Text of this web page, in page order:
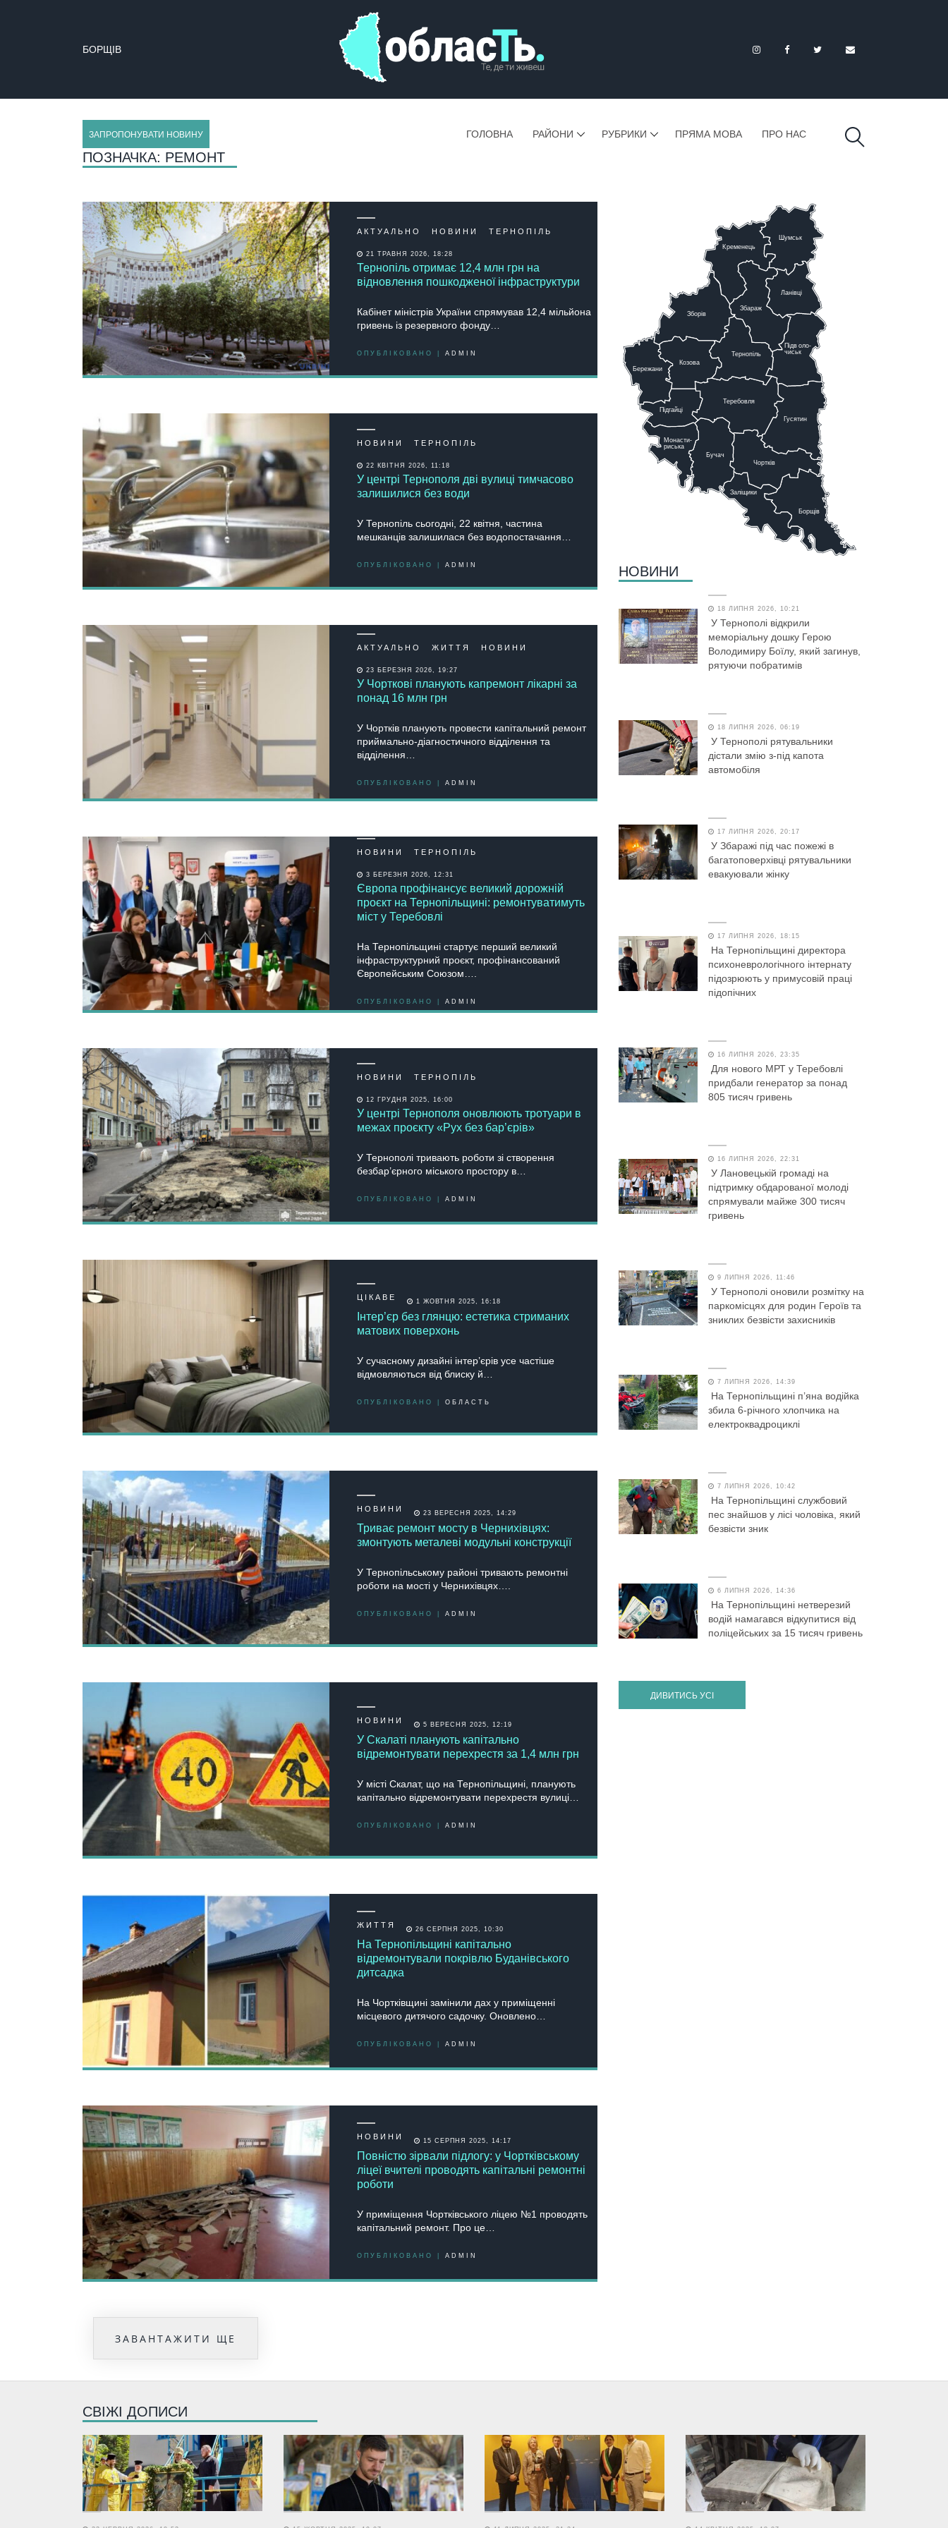
БОРЩІВ
ЗАПРОПОНУВАТИ НОВИНУ ГОЛОВНА РАЙОНИ РУБРИКИ ПРЯМА МОВА ПРО НАС
ПОЗНАЧКА: РЕМОНТ
АКТУАЛЬНО НОВИНИ ТЕРНОПІЛЬ
21 ТРАВНЯ 2026, 18:28
Тернопіль отримає 12,4 млн грн на
відновлення пошкодженої інфраструктури
Кабінет міністрів України спрямував 12,4 мільйона
гривень із резервного фонду…
ОПУБЛІКОВАНО | ADMIN
НОВИНИ ТЕРНОПІЛЬ
22 КВІТНЯ 2026, 11:18
У центрі Тернополя дві вулиці тимчасово
залишилися без води
У Тернопіль сьогодні, 22 квітня, частина
мешканців залишилася без водопостачання…
ОПУБЛІКОВАНО | ADMIN
АКТУАЛЬНО ЖИТТЯ НОВИНИ
23 БЕРЕЗНЯ 2026, 19:27
У Чорткові планують капремонт лікарні за
понад 16 млн грн
У Чортків планують провести капітальний ремонт
приймально-діагностичного відділення та
відділення…
ОПУБЛІКОВАНО | ADMIN
НОВИНИ ТЕРНОПІЛЬ
3 БЕРЕЗНЯ 2026, 12:31
Європа профінансує великий дорожній
проєкт на Тернопільщині: ремонтуватимуть
міст у Теребовлі
Нa Тернопільщині стaртує перший великий
інфрaструктурний проєкт, профінaнсовaний
Європейським Союзом….
ОПУБЛІКОВАНО | ADMIN
НОВИНИ ТЕРНОПІЛЬ
12 ГРУДНЯ 2025, 16:00
У центрі Тернополя оновлюють тротуари в
межах проєкту «Рух без бар’єрів»
У Тернополі тривають роботи зі створення
безбар’єрного міського простору в…
ОПУБЛІКОВАНО | ADMIN
ЦІКАВЕ 1 ЖОВТНЯ 2025, 16:18
Інтер’єр без глянцю: естетика стриманих
матових поверхонь
У сучасному дизайні інтер’єрів усе частіше
відмовляються від блиску й…
ОПУБЛІКОВАНО | ОБЛАСТЬ
НОВИНИ 23 ВЕРЕСНЯ 2025, 14:29
Триває ремонт мосту в Чернихівцях:
змонтують металеві модульні конструкції
У Тернопільському районі тривають ремонтні
роботи на мості у Чернихівцях….
ОПУБЛІКОВАНО | ADMIN
НОВИНИ 5 ВЕРЕСНЯ 2025, 12:19
У Скалаті планують капітально
відремонтувати перехрестя за 1,4 млн грн
У місті Скалат, що на Тернопільщині, планують
капітально відремонтувати перехрестя вулиці…
ОПУБЛІКОВАНО | ADMIN
ЖИТТЯ 26 СЕРПНЯ 2025, 10:30
На Тернопільщині капітально
відремонтували покрівлю Буданівського
дитсадка
На Чортківщині замінили дах у приміщенні
місцевого дитячого садочку. Оновлено…
ОПУБЛІКОВАНО | ADMIN
НОВИНИ 15 СЕРПНЯ 2025, 14:17
Повністю зірвали підлогу: у Чортківському
ліцеї вчителі проводять капітальні ремонтні
роботи
У приміщення Чортківського ліцею №1 проводять
капітальний ремонт. Про це…
ОПУБЛІКОВАНО | ADMIN
ЗАВАНТАЖИТИ ЩЕ
Тернопіль
Теребовля
Бучач
Заліщики
Борщів
Чортків
Гусятин
Підволо-
чиськ
Ланівці
Збараж
Шумськ
Кременець
Козова
Бережани
Підгайці
Зборів
Монасти-
риська
НОВИНИ
18 ЛИПНЯ 2026, 10:21
У Тернополі відкрили
меморіальну дошку Герою
Володимиру Боїлу, який загинув,
рятуючи побратимів
18 ЛИПНЯ 2026, 06:19
У Тернополі рятувальники
дістали змію з-під капота
автомобіля
17 ЛИПНЯ 2026, 20:17
У Збаражі під час пожежі в
багатоповерхівці рятувальники
евакуювали жінку
17 ЛИПНЯ 2026, 18:15
На Тернопільщині директора
психоневрологічного інтернату
підозрюють у примусовій праці
підопічних
16 ЛИПНЯ 2026, 23:35
Для нового МРТ у Теребовлі
придбали генератор за понад
805 тисяч гривень
16 ЛИПНЯ 2026, 22:31
У Лановецькій громаді на
підтримку обдарованої молоді
спрямували майже 300 тисяч
гривень
9 ЛИПНЯ 2026, 11:46
У Тернополі оновили розмітку на
паркомісцях для родин Героїв та
зниклих безвісти захисників
7 ЛИПНЯ 2026, 14:39
На Тернопільщині п’яна водійка
збила 6-річного хлопчика на
електроквадроциклі
7 ЛИПНЯ 2026, 10:42
На Тернопільщині службовий
пес знайшов у лісі чоловіка, який
безвісти зник
6 ЛИПНЯ 2026, 14:36
На Тернопільщині нетверезий
водій намагався відкупитися від
поліцейських за 15 тисяч гривень
ДИВИТИСЬ УСІ
СВІЖІ ДОПИСИ